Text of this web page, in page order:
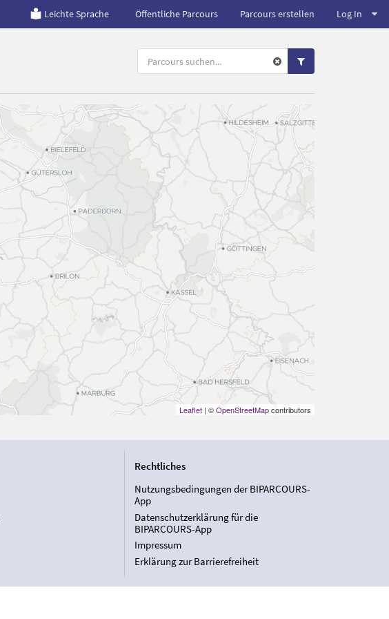
Leichte Sprache Öffentliche Parcours Parcours erstellen Log In
Leaflet| ©OpenStreetMapcontributors
Rechtliches
Nutzungsbedingungen der BIPARCOURS-
App
Datenschutzerklärung für die
BIPARCOURS-App
Impressum
Erklärung zur Barrierefreiheit